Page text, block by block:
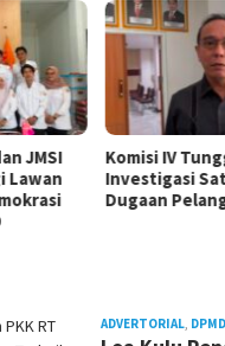
JMSI
Lawan
Komisi IV
Investigasi
Dugaan
ADVERTORIAL,